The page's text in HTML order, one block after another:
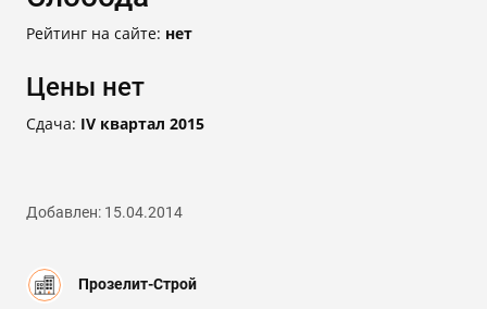
Рейтинг на сайте: нет
Цены нет
Сдача: IV квартал 2015
Добавлен: 15.04.2014
Прозелит-Строй